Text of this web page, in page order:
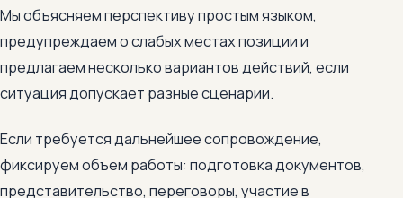
Мы объясняем перспективу простым языком,
предупреждаем о слабых местах позиции и
предлагаем несколько вариантов действий, если
ситуация допускает разные сценарии.
Если требуется дальнейшее сопровождение,
фиксируем объем работы: подготовка документов,
представительство, переговоры, участие в